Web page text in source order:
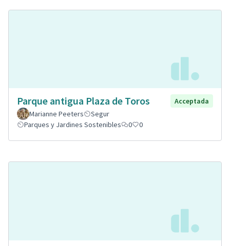
Parque antigua Plaza de Toros
Acceptada
Marianne Peeters
Segur
Parques y Jardines Sostenibles
0 0